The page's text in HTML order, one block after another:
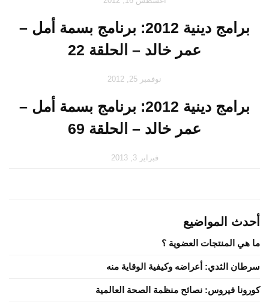
برامج دينية 2012: برنامج بسمة أمل –
عمر خالد – الحلقة 22
نوفمبر 25, 2012
برامج دينية 2012: برنامج بسمة أمل –
عمر خالد – الحلقة 69
فبراير 3, 2013
أحدث المواضيع
ما هي المنتجات العضوية ؟
سرطان الثدي: أعراضه وكيفية الوقاية منه
كورونا فيروس: نصائح منظمة الصحة العالمية